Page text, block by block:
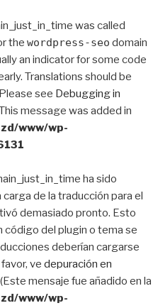
was called
the wordpress-seo domain
an indicator for some code
Translations should be
see Debugging in
message was added in
www/wp-
ha sido
carga de la traducción para el
demasiado pronto. Esto
código del plugin o tema se
deberían cargarse
ve depuración en
mensaje fue añadido en la
www/wp-